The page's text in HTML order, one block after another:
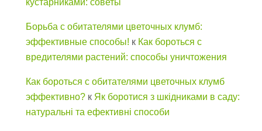
кустарниками: советы
Борьба с обитателями цветочных клумб:
эффективные способы! к Как бороться с
вредителями растений: способы уничтожения
Как бороться с обитателями цветочных клумб
эффективно? к Як боротися з шкідниками в саду:
натуральні та ефективні способи